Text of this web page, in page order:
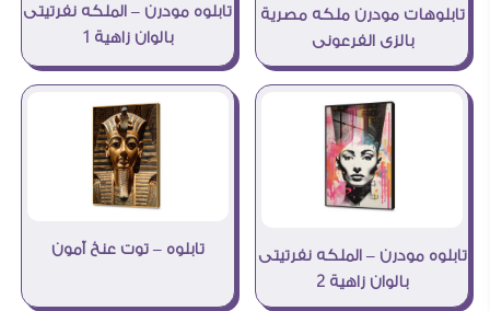
تابلوهات مودرن ملكه مصرية
بالزى الفرعونى
تابلوه مودرن – الملكه نفرتيتى
بالوان زاهية 1
تابلوه مودرن – الملكه نفرتيتى
بالوان زاهية 2
تابلوه – توت عنخ آمون